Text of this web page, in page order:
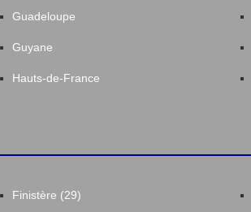
Guadeloupe
Guyane
Hauts-de-France
Finistère (29)